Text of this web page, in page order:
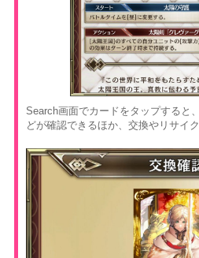
Search画面でカードをタップすると
どが確認できるほか、交換やリサイ